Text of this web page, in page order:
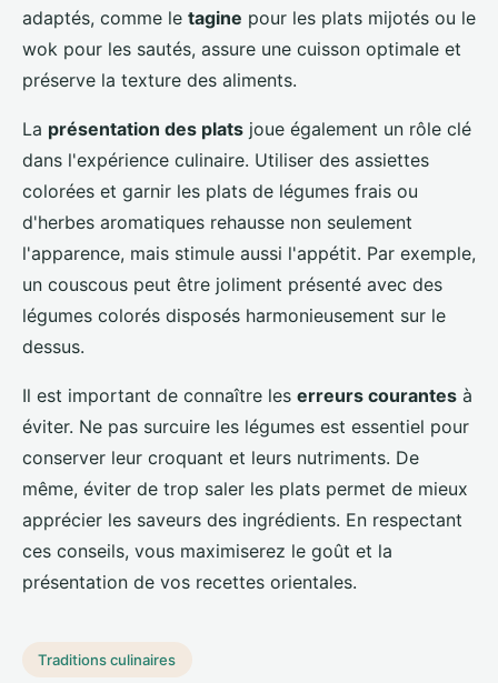
adaptés, comme le tagine pour les plats mijotés ou le
wok pour les sautés, assure une cuisson optimale et
préserve la texture des aliments.
La présentation des plats joue également un rôle clé
dans l'expérience culinaire. Utiliser des assiettes
colorées et garnir les plats de légumes frais ou
d'herbes aromatiques rehausse non seulement
l'apparence, mais stimule aussi l'appétit. Par exemple,
un couscous peut être joliment présenté avec des
légumes colorés disposés harmonieusement sur le
dessus.
Il est important de connaître les erreurs courantes à
éviter. Ne pas surcuire les légumes est essentiel pour
conserver leur croquant et leurs nutriments. De
même, éviter de trop saler les plats permet de mieux
apprécier les saveurs des ingrédients. En respectant
ces conseils, vous maximiserez le goût et la
présentation de vos recettes orientales.
Traditions culinaires